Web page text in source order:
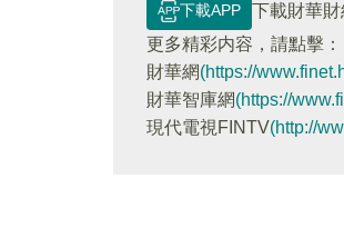
下載APP
下載財華
更多精彩内容，請點擊：
財華網(https://
財華智庫網(https://
現代電視FINTV(http://